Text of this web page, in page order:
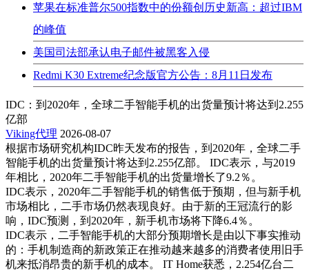
苹果在标准普尔500指数中的份额创历史新高：超过IBM
的峰值
美国司法部承认电子邮件被黑客入侵
Redmi K30 Extreme纪念版官方公告：8月11日发布
IDC：到2020年，全球二手智能手机的出货量预计将达到2.255
亿部
Viking代理 2026-08-07
根据市场研究机构IDC昨天发布的报告，到2020年，全球二手
智能手机的出货量预计将达到2.255亿部。 IDC表示，与2019
年相比，2020年二手智能手机的出货量增长了9.2％。
IDC表示，2020年二手智能手机的销售低于预期，但与新手机
市场相比，二手市场仍然表现良好。由于新的王冠流行的影
响，IDC预测，到2020年，新手机市场将下降6.4％。
IDC表示，二手智能手机的大部分预期增长是由以下事实推动
的：手机制造商的新政策正在推动越来越多的消费者使用旧手
机来抵消昂贵的新手机的成本。 IT Home获悉，2.254亿台二